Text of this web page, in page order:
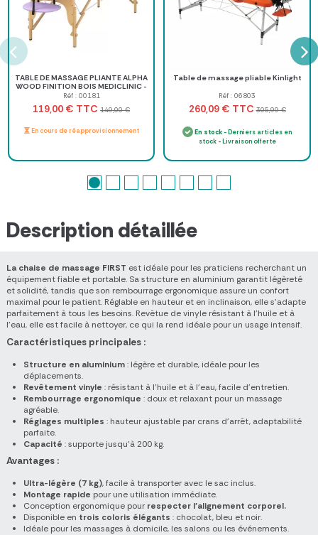
TABLE DE MASSAGE PLIANTE ALPHA
WOOD FINITION BOIS MEDICLINIC -
lilas
Réf : 00181
119,00 € TTC 149,00 €
En cours de réapprovisionnement
Table de massage pliable Kinlight
Réf : 06803
260,09 € TTC 305,99 €
En stock - Derniers articles en
stock - Livraison offerte
Description détaillée
La chaise de massage FIRST est idéale pour les praticiens recherchant un
équipement fiable et portable. Sa structure en aluminium garantit légèreté
et solidité, tandis que son rembourrage ergonomique assure un confort
maximal pour le patient. Réglable en hauteur et en inclinaison, elle s’adapte
parfaitement à tous les besoins. Revêtue de vinyle résistant à l’huile et à
l’eau, elle est facile à nettoyer, ce qui la rend idéale pour un usage intensif.
Caractéristiques principales :
Structure en aluminium: légère et durable, idéale pour les
déplacements.
Revêtement vinyle : résistant à l’huile et à l’eau, facile d’entretien.
Rembourrage ergonomique : doux et relaxant pour un massage
agréable.
Réglages multiples : hauteur ajustable par crans d'arrêt, adaptabilité
parfaite.
Capacité : supporte jusqu’à 200 kg.
Avantages :
Ultra-légère (7 kg), facile à transporter avec le sac inclus.
Montage rapide pour une utilisation immédiate.
Conception ergonomique pour respecter l’alignement corporel.
Disponible en trois coloris élégants : chocolat, bleu et noir.
Idéale pour les massages à domicile, les salons ou les événements.